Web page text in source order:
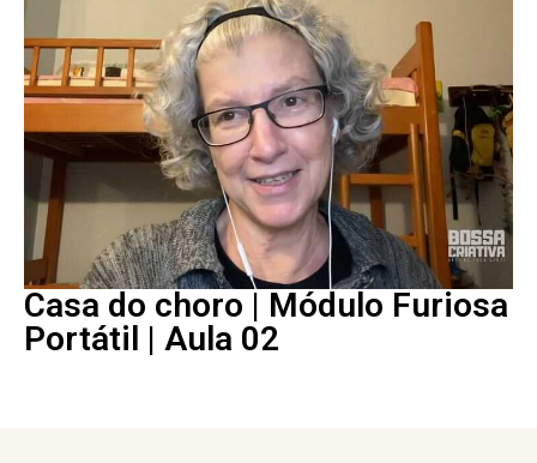
Casa do choro | Módulo Furiosa
Portátil | Aula 02